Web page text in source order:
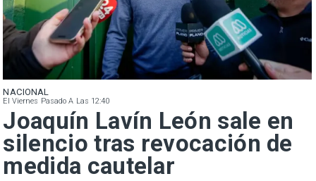
NACIONAL
El Viernes Pasado A Las 12:40
Joaquín Lavín León sale en
silencio tras revocación de
medida cautelar